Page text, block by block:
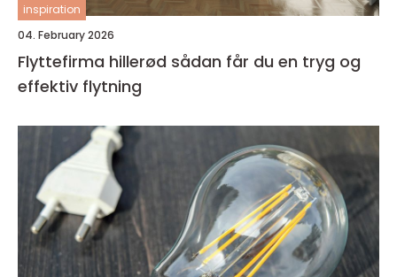
inspiration
04. February 2026
Flyttefirma hillerød sådan får du en tryg og
effektiv flytning